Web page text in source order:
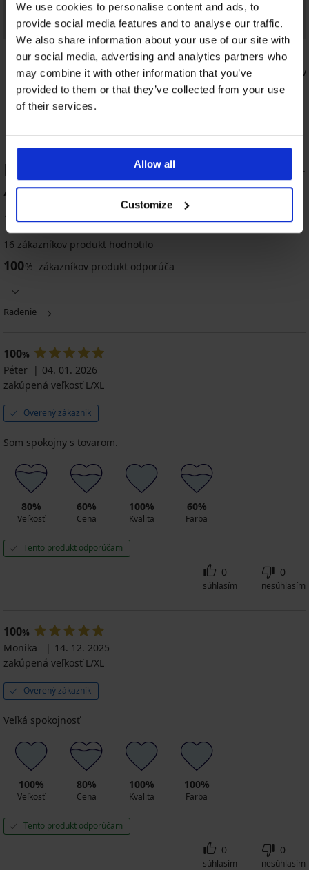
We use cookies to personalise content and ads, to
provide social media features and to analyse our traffic.
We also share information about your use of our site with
our social media, advertising and analytics partners who
may combine it with other information that you’ve
provided to them or that they’ve collected from your use
of their services.
Allow all
Customize
Zľava -30%
4,7
Pánske bavlnené tričko MEN-A Roman
11,89 €
16,99 €
Pánske
5
Pánsky
hrejivý
Louie
s
€
Hrejivý
William
21,60
53,99
€
Hrejivý
župan
€
Hrejivý
s
€
HODNOTENIE PRODUKTU Župan MEN-
A Terry s kapucňou
100%
16 zákazníkov produkt hodnotilo
100% zákazníkov produkt odporúča
Radenie
100%
Péter
04. 01. 2026
zakúpená veľkosť L/XL
Overený zákazník
Som spokojny s tovarom.
80%
Veľkosť
60%
Cena
100%
Kvalita
60%
Farba
Tento produkt odporúčam
0
súhlasím
0
nesúhlasím
100%
Monika
14. 12. 2025
zakúpená veľkosť L/XL
Overený zákazník
Veľká spokojnosť
100%
Veľkosť
80%
Cena
100%
Kvalita
100%
Farba
Tento produkt odporúčam
0
súhlasím
0
nesúhlasím